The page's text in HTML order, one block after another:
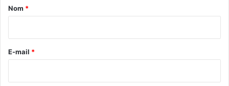
a
e
Nom *
E-mail *